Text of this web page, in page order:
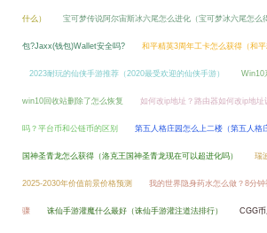
什么） 宝可梦传说阿尔宙斯冰六尾怎么进化（宝可梦冰六尾怎么
包?Jaxx(钱包)Wallet安全吗? 和平精英3周年工卡怎么获得（和平
2023耐玩的仙侠手游推荐（2020最受欢迎的仙侠手游） Win10
win10回收站删除了怎么恢复 如何改ip地址？路由器如何改ip地址
吗？平台币和公链币的区别 第五人格庄园怎么上二楼（第五人格
国神圣青龙怎么获得（洛克王国神圣青龙现在可以超进化吗） 瑞
2025-2030年价值前景价格预测 我的世界隐身药水怎么做？8分
骤 诛仙手游灌魔什么最好（诛仙手游灌注道法排行） CGG